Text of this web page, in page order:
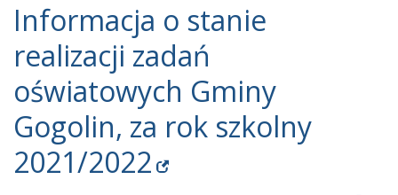
Informacja o stanie
realizacji zadań
oświatowych Gminy
Gogolin, za rok szkolny
2021/2022